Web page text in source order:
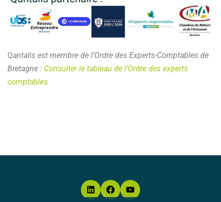
Qantalis est membre de l’Ordre des Experts-Comptables de
Bretagne : Consulter le tableau de l’Ordre des experts
comptables